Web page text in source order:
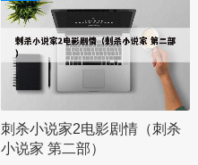
刺杀小说家2电影剧情（刺杀
小说家 第二部）